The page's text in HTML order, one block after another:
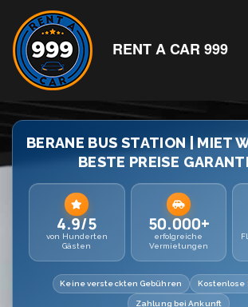
RENT A CAR 999
BERANE BUS STATION | MIET
BESTE PREISE
4.9/5
von Hunderten
Gästen
50.000+
erfolgreiche
Vermietungen
Keine versteckten Gebühren Kostenlose
Zahlung bei Ankunft